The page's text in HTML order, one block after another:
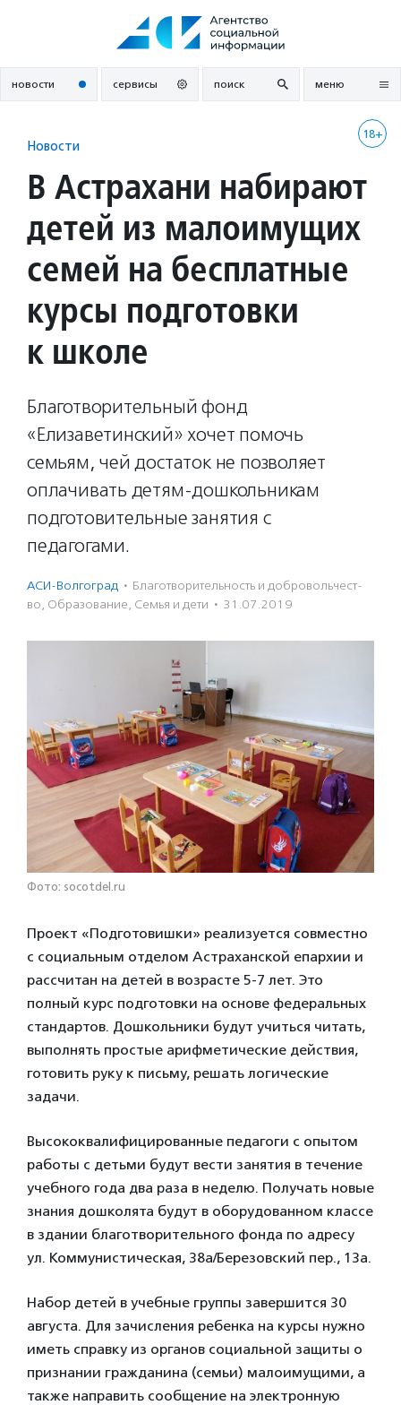
новости сервисы поиск меню
18+
Новости
В Астрахани набирают
детей из малоимущих
семей на бесплатные
курсы подготовки
к школе
Благотворительный фонд
«Елизаветинский» хочет помочь
семьям, чей достаток не позволяет
оплачивать детям-дошкольникам
подготовительные занятия с
педагогами.
АСИ-Волгоград · Благотвори­тель­ность и доброволь­чест­
во, Образование, Семья и дети · 31.07.2019
Фото: socotdel.ru
Проект «Подготовишки» реализуется совместно
с социальным отделом Астраханской епархии и
рассчитан на детей в возрасте 5-7 лет. Это
полный курс подготовки на основе федеральных
стандартов. Дошкольники будут учиться читать,
выполнять простые арифметические действия,
готовить руку к письму, решать логические
задачи.
Высококвалифицированные педагоги с опытом
работы с детьми будут вести занятия в течение
учебного года два раза в неделю. Получать новые
знания дошколята будут в оборудованном классе
в здании благотворительного фонда по адресу
ул. Коммунистическая, 38а/Березовский пер., 13а.
Набор детей в учебные группы завершится 30
августа. Для зачисления ребенка на курсы нужно
иметь справку из органов социальной защиты о
признании гражданина (семьи) малоимущими, а
также направить сообщение на электронную